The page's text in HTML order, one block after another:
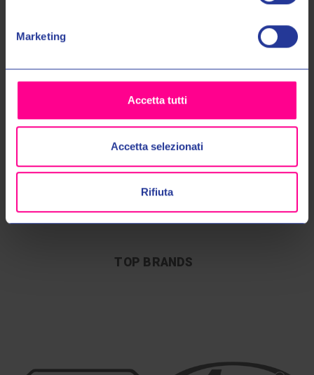
Marketing
Accetta tutti
Accetta selezionati
Rifiuta
SPEDIZIONI 48/72
40 ANNI DI
ESPERIENZA
nel settore
CALL CENTER
specializzato
TOP BRANDS